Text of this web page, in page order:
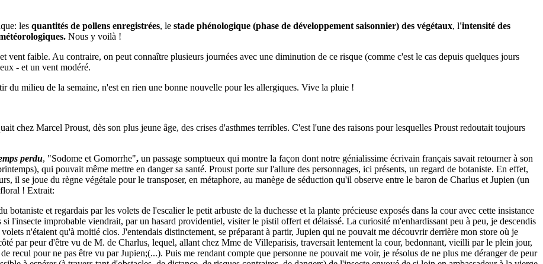
les quantités de pollens enregistrées, le stade phénologique (phase de développement saisonnier) des végétaux, l'intensité des
Nous y voilà !
vent faible. Au contraire, on peut connaître plusieurs journées avec une diminution de ce risque (comme c'est le cas depuis quelques jours
- et un vent modéré.
du milieu de la semaine, n'est en rien une bonne nouvelle pour les allergiques. Vive la pluie !
chez Marcel Proust, dès son plus jeune âge, des crises d'asthmes terribles. C'est l'une des raisons pour lesquelles Proust redoutait toujours
perdu, "Sodome et Gomorrhe", un passage somptueux qui montre la façon dont notre génialissime écrivain français savait retourner à son
qui pouvait même mettre en danger sa santé. Proust porte sur l'allure des personnages, ici présents, un regard de botaniste. En effet,
il se joue du règne végétale pour le transposer, en métaphore, au manège de séduction qu'il observe entre le baron de Charlus et Jupien (un
! Extrait:
et regardais par les volets de l'escalier le petit arbuste de la duchesse et la plante précieuse exposés dans la cour avec cette insistance
l'insecte improbable viendrait, par un hasard providentiel, visiter le pistil offert et délaissé. La curiosité m'enhardissant peu à peu, je descendis
n'étaient qu'à moitié clos. J'entendais distinctement, se préparant à partir, Jupien qui ne pouvait me découvrir derrière mon store où je
par peur d'être vu de M. de Charlus, lequel, allant chez Mme de Villeparisis, traversait lentement la cour, bedonnant, vieilli par le plein jour,
recul pour ne pas être vu par Jupien;(...). Puis me rendant compte que personne ne pouvait me voir, je résolus de ne plus me déranger de peur